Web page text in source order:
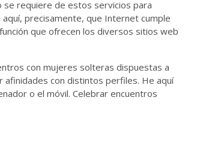
se requiere de estos servicios para
precisamente, que Internet cumple
que ofrecen los diversos sitios web
con mujeres solteras dispuestas a
afinidades con distintos perfiles. He aquí
o el móvil. Celebrar encuentros